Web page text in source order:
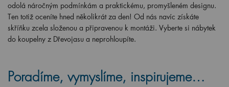
odolá náročným podmínkám a praktickému, promyšleném designu.
Ten totiž oceníte hned několikrát za den! Od nás navíc získáte
skříňku zcela složenou a připravenou k montáži. Vyberte si nábytek
do koupelny z Dřevojasu a neprohloupíte.
Poradíme, vymyslíme, inspirujeme…